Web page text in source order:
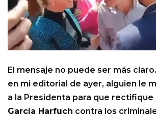
El mensaje no puede ser más
en mi editorial de ayer, alguien le
a la Presidenta para que rectifique
García Harfuch contra los